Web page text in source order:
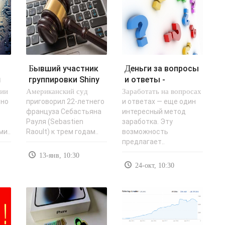
Бывший участник
группировки Shiny
Hunters
приговорен к
трем..
Американский суд
приговорил 22-летнего
француза Себастьяна
Рауля (Sebastien
Raoult) к трем годам..
13-янв, 10:30
Деньги за вопросы
и ответы -
«Заработок в
интернете»..
Заработать на вопросах
и ответах — еще один
интересный метод
заработка. Эту
возможность
предлагает..
24-окт, 10:30